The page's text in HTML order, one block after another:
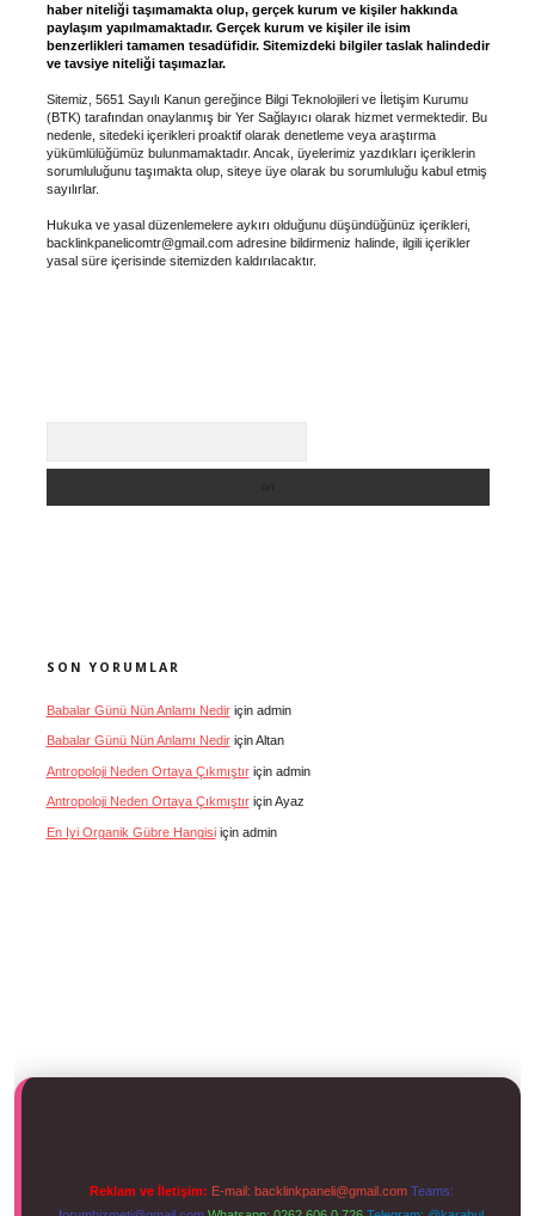
haber niteliği taşımamakta olup, gerçek kurum ve kişiler hakkında
paylaşım yapılmamaktadır. Gerçek kurum ve kişiler ile isim
benzerlikleri tamamen tesadüfidir. Sitemizdeki bilgiler taslak halindedir
ve tavsiye niteliği taşımazlar.
Sitemiz, 5651 Sayılı Kanun gereğince Bilgi Teknolojileri ve İletişim Kurumu
(BTK) tarafından onaylanmış bir Yer Sağlayıcı olarak hizmet vermektedir. Bu
nedenle, sitedeki içerikleri proaktif olarak denetleme veya araştırma
yükümlülüğümüz bulunmamaktadır. Ancak, üyelerimiz yazdıkları içeriklerin
sorumluluğunu taşımakta olup, siteye üye olarak bu sorumluluğu kabul etmiş
sayılırlar.
Hukuka ve yasal düzenlemelere aykırı olduğunu düşündüğünüz içerikleri,
backlinkpanelicomtr@gmail.comadresine bildirmeniz halinde, ilgili içerikler
yasal süre içerisinde sitemizden kaldırılacaktır.
SON YORUMLAR
Babalar Günü Nün Anlamı Nediriçin admin
Babalar Günü Nün Anlamı NediriçinAltan
Antropoloji Neden Ortaya Çıkmıştıriçin admin
Antropoloji Neden Ortaya ÇıkmıştıriçinAyaz
En Iyi Organik Gübre Hangisiiçin admin
Reklam ve İletişim: E-mail: backlinkpaneli@gmail.com Teams: